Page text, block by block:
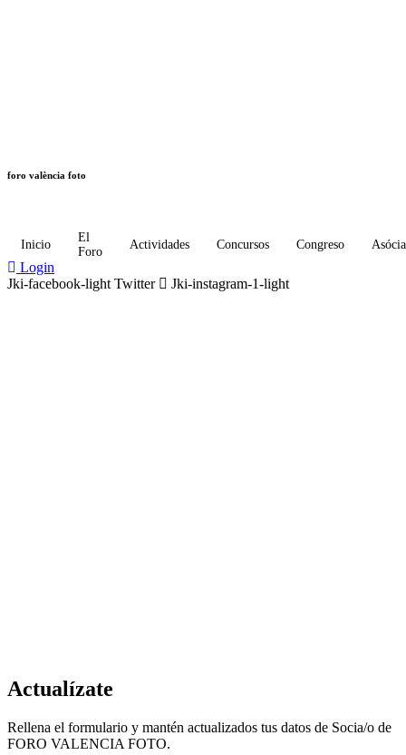
foro valència foto
Inicio
El
Foro
Actividades Concursos Congreso
Login
Jki-facebook-light Twitter Jki-instagram-1-light
Actualízate
Rellena el formulario y mantén actualizados tus datos de Socia/o de
FORO VALENCIA FOTO.